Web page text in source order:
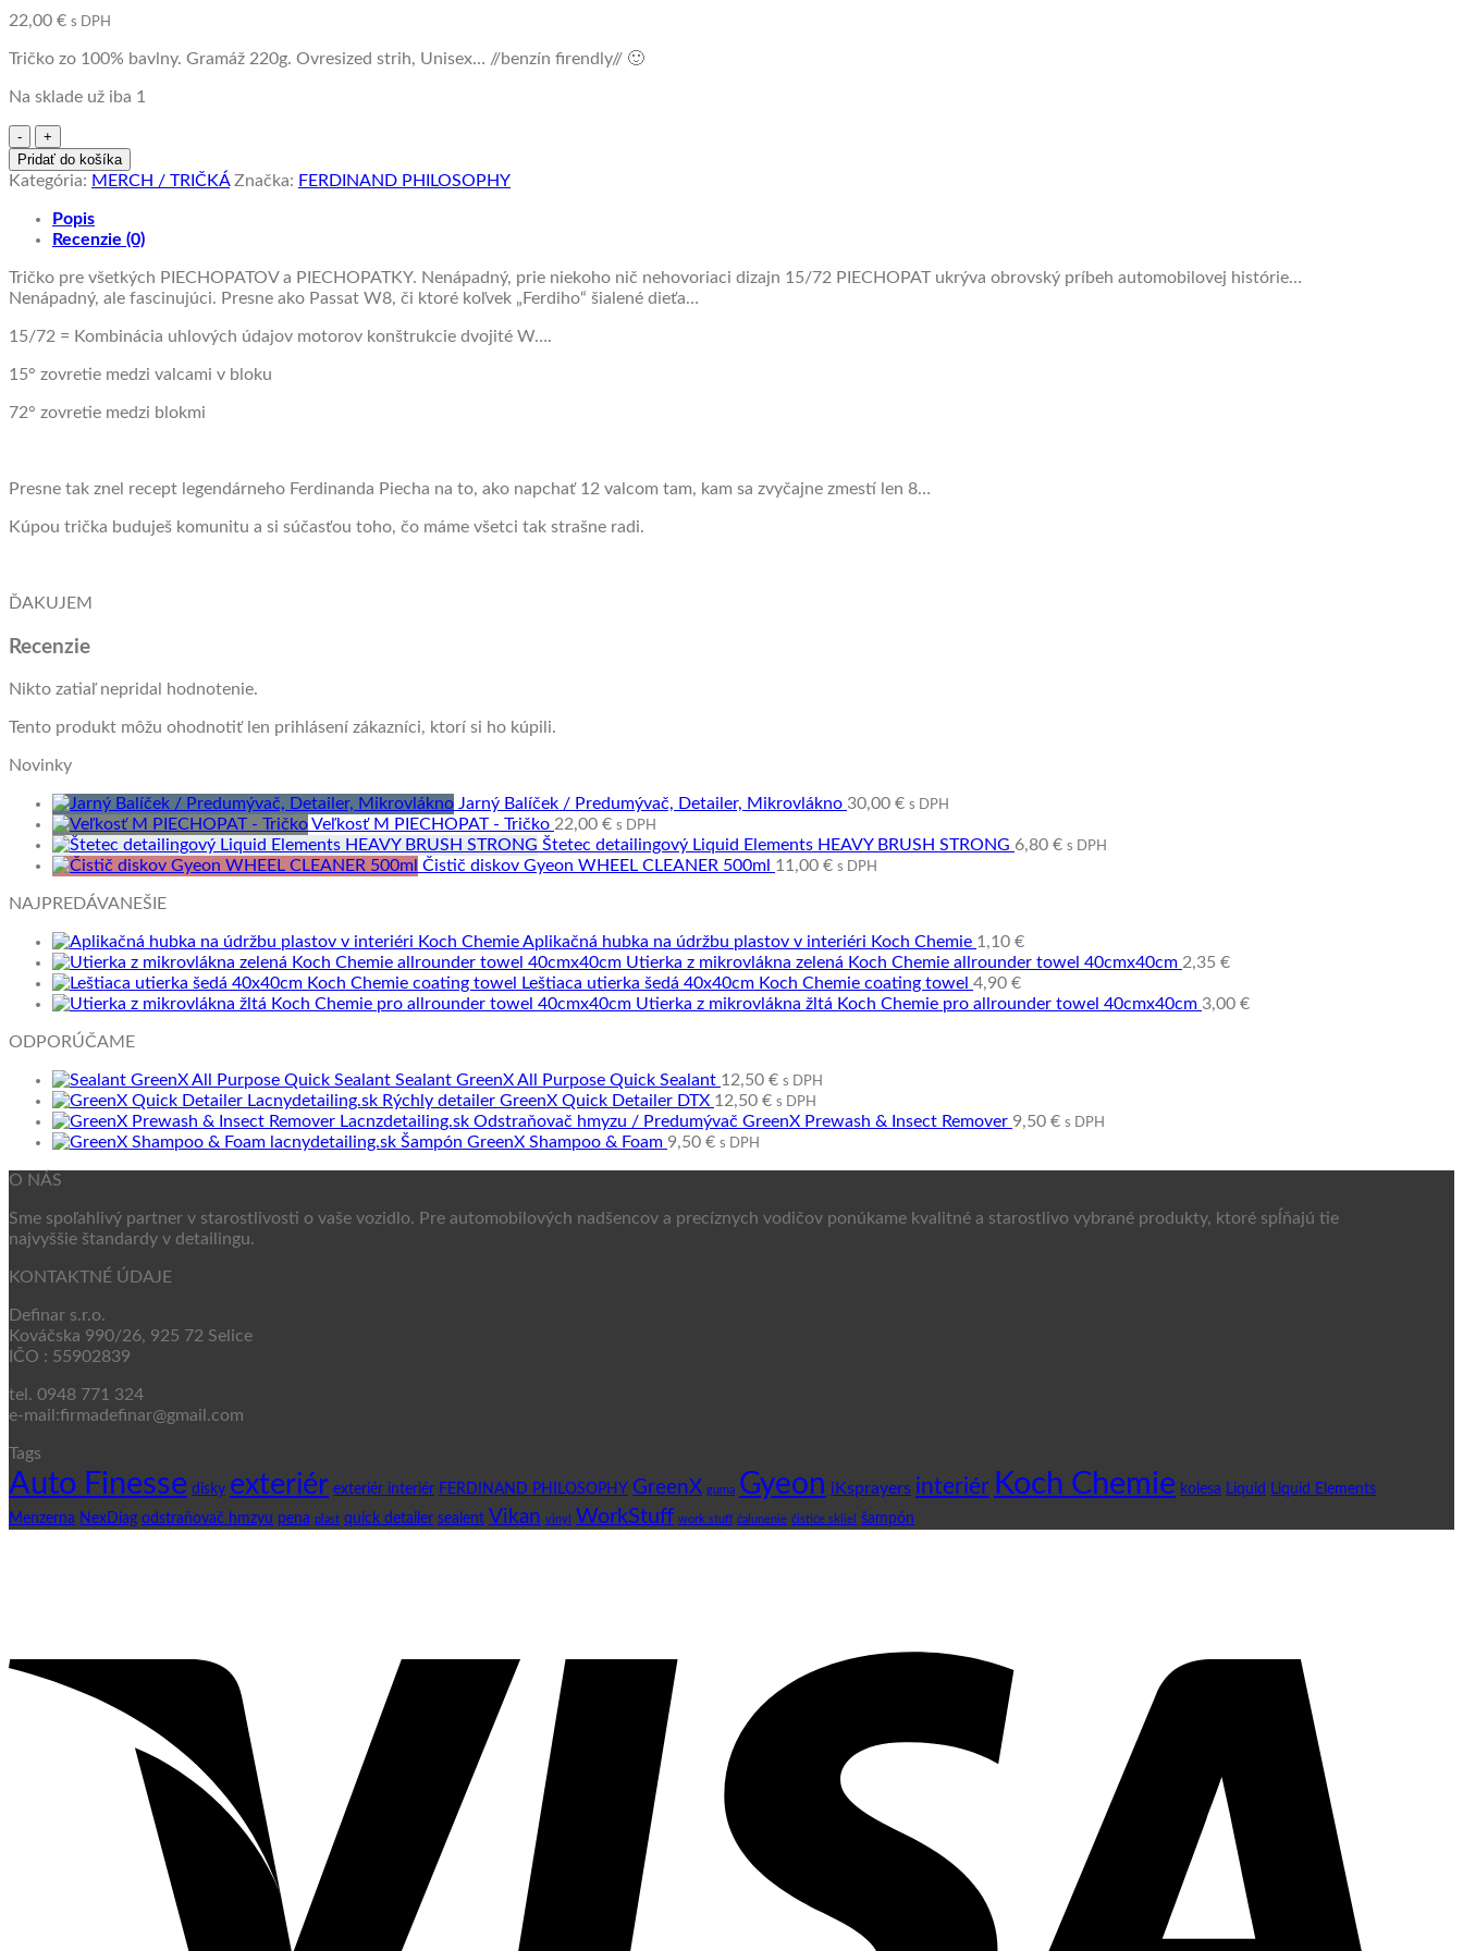
22,00 € s DPH
Tričko zo 100% bavlny. Gramáž 220g. Ovresized strih, Unisex… //benzín firendly// 🙂
Na sklade už iba 1
množstvo
Veľkosť
M
-
Tričko
Pridať do košíka
Kategória: MERCH / TRIČKÁ Značka: FERDINAND PHILOSOPHY
Popis
Recenzie (0)
Tričko pre všetkých PIECHOPATOV a PIECHOPATKY. Nenápadný, prie niekoho nič nehovoriaci dizajn 15/72 PIECHOPAT ukrýva obrovský príbeh automobilovej histórie…
Nenápadný, ale fascinujúci. Presne ako Passat W8, či ktoré koľvek „Ferdiho“ šialené dieťa…
15/72 = Kombinácia uhlových údajov motorov konštrukcie dvojité W….
15° zovretie medzi valcami v bloku
72° zovretie medzi blokmi
Presne tak znel recept legendárneho Ferdinanda Piecha na to, ako napchať 12 valcom tam, kam sa zvyčajne zmestí len 8…
Kúpou trička buduješ komunitu a si súčasťou toho, čo máme všetci tak strašne radi.
ĎAKUJEM
Recenzie
Nikto zatiaľ nepridal hodnotenie.
Tento produkt môžu ohodnotiť len prihlásení zákazníci, ktorí si ho kúpili.
Novinky
Jarný Balíček / Predumývač, Detailer, Mikrovlákno 30,00 € s DPH
Veľkosť M PIECHOPAT - Tričko 22,00 € s DPH
Štetec detailingový Liquid Elements HEAVY BRUSH STRONG 6,80 € s DPH
Čistič diskov Gyeon WHEEL CLEANER 500ml 11,00 € s DPH
NAJPREDÁVANEŠIE
Aplikačná hubka na údržbu plastov v interiéri Koch Chemie 1,10 €
Utierka z mikrovlákna zelená Koch Chemie allrounder towel 40cmx40cm 2,35 €
Leštiaca utierka šedá 40x40cm Koch Chemie coating towel 4,90 €
Utierka z mikrovlákna žltá Koch Chemie pro allrounder towel 40cmx40cm 3,00 €
ODPORÚČAME
Sealant GreenX All Purpose Quick Sealant 12,50 € s DPH
Rýchly detailer GreenX Quick Detailer DTX 12,50 € s DPH
Odstraňovač hmyzu / Predumývač GreenX Prewash & Insect Remover 9,50 € s DPH
Šampón GreenX Shampoo & Foam 9,50 € s DPH
O NÁS
Sme spoľahlivý partner v starostlivosti o vaše vozidlo. Pre automobilových nadšencov a precíznych vodičov ponúkame kvalitné a starostlivo vybrané produkty, ktoré spĺňajú tie
najvyššie štandardy v detailingu.
KONTAKTNÉ ÚDAJE
Definar s.r.o.
Kováčska 990/26, 925 72 Selice
IČO : 55902839
tel. 0948 771 324
e-mail:firmadefinar@gmail.com
Tags
Auto Finesse disky exteriér exteriér interiér FERDINAND PHILOSOPHY GreenX guma Gyeon iKsprayers interiér Koch Chemie kolesa Liquid Liquid Elements
Menzerna NexDiag odstraňovač hmzyu pena plast quick detailer sealent Vikan vinyl WorkStuff work stuff čalunenie čističe skliel šampón